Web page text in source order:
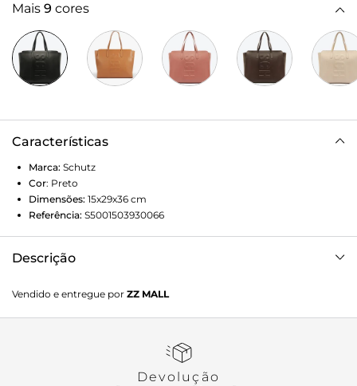
Mais 9 cores
Características
Marca: Schutz
Cor: Preto
Dimensões: 15x29x36 cm
Referência: S5001503930066
Descrição
elegância e praticidade. Seu amplo espaço interno e fecho
em zíper oferecem conveniência, enquanto as duas opções
Schutz em alto relevo adiciona um toque de sofisticação a
Vendido e entregue por ZZ MALL
Devolução